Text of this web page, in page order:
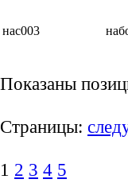
нас003
Показаны
Страницы:
1 2 3 4 5